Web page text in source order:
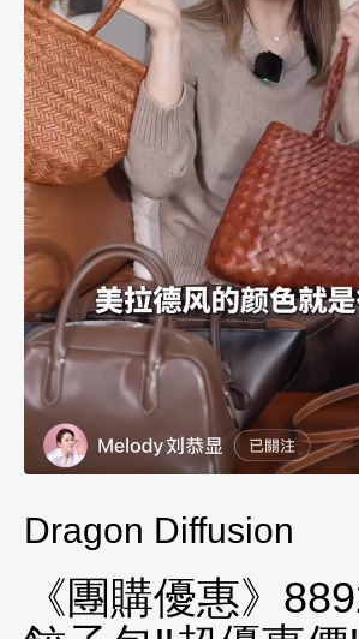
Dragon Diffusion
《團購優惠》